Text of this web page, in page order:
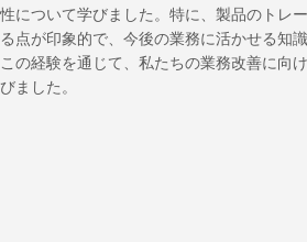
性について学びました。特に、製品のトレ
る点が印象的で、今後の業務に活かせる知
この経験を通じて、私たちの業務改善に向
びました。